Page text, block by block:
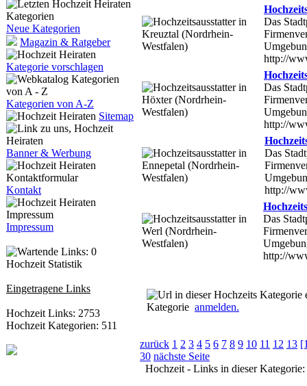
Neue Kategorien
Magazin & Ratgeber
Kategorie vorschlagen
Kategorien von A-Z
Sitemap
Banner & Werbung
Kontakt
Impressum
Hochzeit Statistik
Eingetragene Links
Hochzeit Links: 2753
Hochzeit Kategorien: 511
Das
http://
Das
http://
Das
http://
Das
http://
Kategorie anmelden.
zurück 1 2 3 4 5 6 7 8 9 10 11 12 13
30 nächste Seite
Hochzeit - Links in dieser Kategorie: